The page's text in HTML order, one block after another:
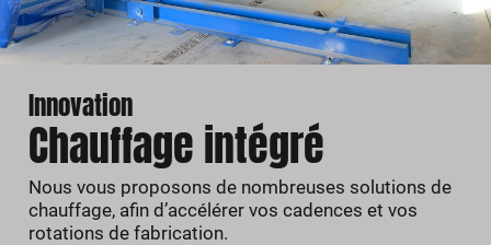
Innovation
Chauffage intégré
Nous vous proposons de nombreuses solutions de
chauffage, afin d’accélérer vos cadences et vos
rotations de fabrication.